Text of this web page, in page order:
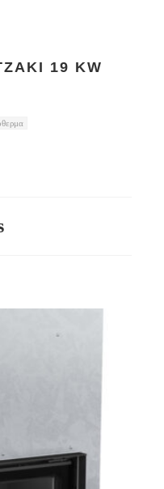
19 KW